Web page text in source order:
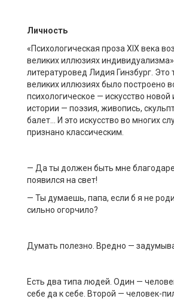
Личность
«Психологическая проза XIX века
великих иллюзиях
литературовед Лидия Гинзбург. Это
великих иллюзиях было построено
психологическое — искусство
истории — поэзия, живопись,
балет… И это искусство во многих
признано классическим.
— Да ты должен быть мне
появился на свет!
— Ты думаешь, папа, если б я не
сильно огорчило?
Думать полезно. Вредно —
Есть два типа людей. Один —
себе да к себе. Второй — человек-